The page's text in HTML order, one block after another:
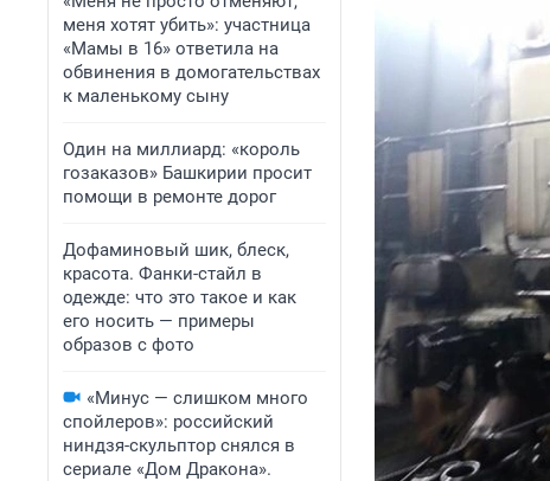
меня хотят убить»: участница
«Мамы в 16» ответила на
обвинения в домогательствах
к маленькому сыну
Один на миллиард: «король
гозаказов» Башкирии просит
помощи в ремонте дорог
Дофаминовый шик, блеск,
красота. Фанки-стайл в
одежде: что это такое и как
его носить — примеры
образов с фото
«Минус — слишком много
спойлеров»: российский
ниндзя-скульптор снялся в
сериале «Дом Дракона».